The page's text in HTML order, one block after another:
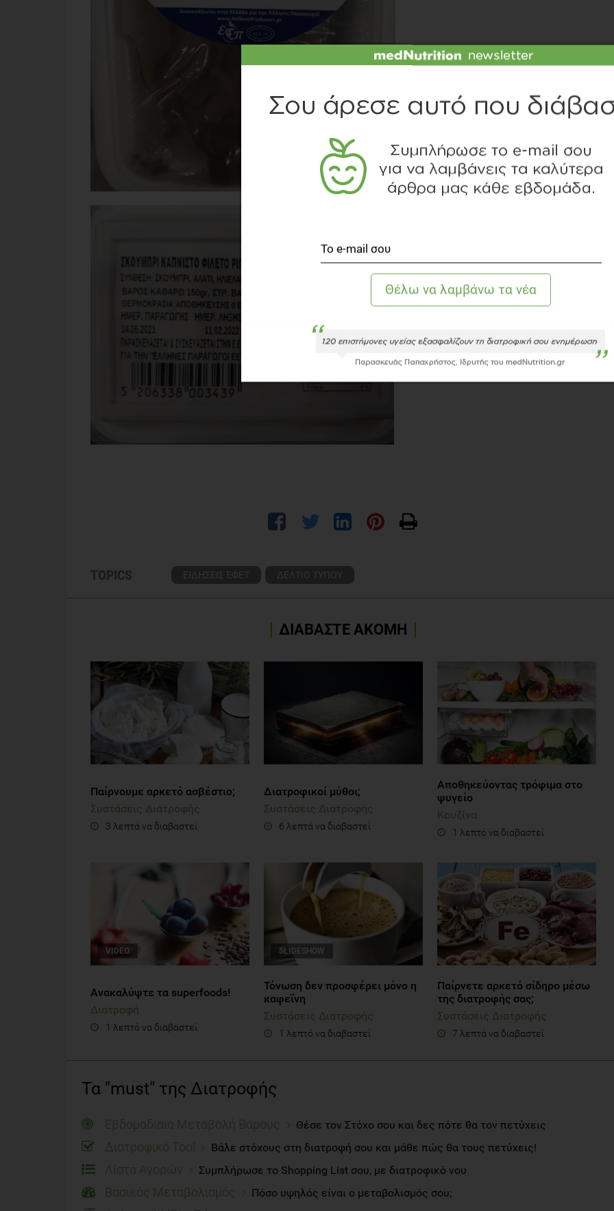
TOPICS ΕΙΔΗΣΕΙΣ ΕΦΕΤ ΔΕΛΤΙΟ ΤΥΠΟΥ
ΔΙΑΒΑΣΤΕ ΑΚΟΜΗ
Παίρνουμε αρκετό ασβέστιο;
Συστάσεις Διατροφής
3 λεπτά να διαβαστεί
Διατροφικοί μύθοι;
Συστάσεις Διατροφής
6 λεπτά να διαβαστεί
Αποθηκεύοντας τρόφιμα στο
ψυγείο
Κουζίνα
1 λεπτό να διαβαστεί
VIDEO
Ανακαλύψτε τα superfoods!
Διατροφή
1 λεπτό να διαβαστεί
SLIDESHOW
Τόνωση δεν προσφέρει μόνο η
καφεΐνη
Συστάσεις Διατροφής
1 λεπτό να διαβαστεί
Παίρνετε αρκετό σίδηρο μέσω
της διατροφής σας;
Συστάσεις Διατροφής
7 λεπτά να διαβαστεί
Τα "must" της Διατροφής
Εβδομαδίαια Μεταβολή Βάρους Θέσε τον Στόχο σου και δες πότε θα τον πετύχεις
Διατροφικό Tool Βάλε στόχους στη διατροφή σου και μάθε πώς θα τους πετύχεις!
Λίστα Αγορών Συμπλήρωσε το Shopping List σου, με διατροφικό νου
Βασικός Μεταβολισμός Πόσο υψηλός είναι ο μεταβολισμός σου;